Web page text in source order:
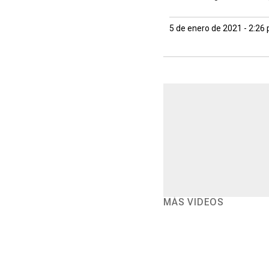
5 de enero de 2021 - 2:26
MÁS VIDEOS